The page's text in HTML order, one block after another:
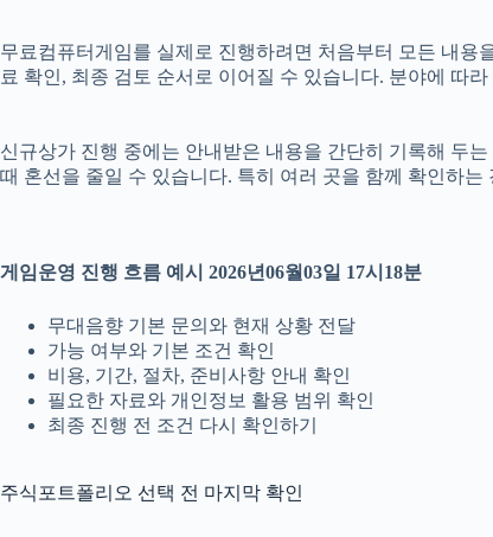
무료컴퓨터게임를 실제로 진행하려면 처음부터 모든 내용
료 확인, 최종 검토 순서로 이어질 수 있습니다. 분야에 따
신규상가 진행 중에는 안내받은 내용을 간단히 기록해 두
때 혼선을 줄일 수 있습니다. 특히 여러 곳을 함께 확인하
게임운영 진행 흐름 예시 2026년06월03일 17시18분
무대음향 기본 문의와 현재 상황 전달
가능 여부와 기본 조건 확인
비용, 기간, 절차, 준비사항 안내 확인
필요한 자료와 개인정보 활용 범위 확인
최종 진행 전 조건 다시 확인하기
주식포트폴리오 선택 전 마지막 확인